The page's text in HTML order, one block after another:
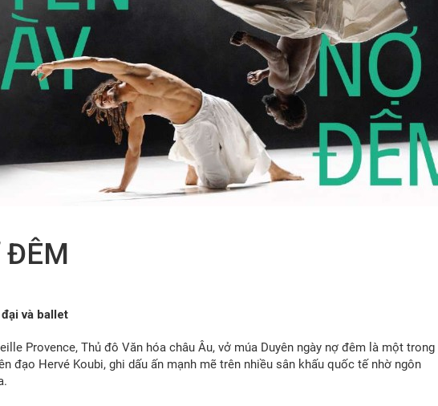
ĐÊM
và ballet
Provence, Thủ đô Văn hóa châu Âu, vở múa Duyên ngày nợ đêm là một trong
đạo Hervé Koubi, ghi dấu ấn mạnh mẽ trên nhiều sân khấu quốc tế nhờ ngôn